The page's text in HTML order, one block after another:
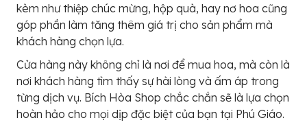
kèm như thiệp chúc mừng, hộp quà, hay nơ hoa cũng
góp phần làm tăng thêm giá trị cho sản phẩm mà
khách hàng chọn lựa.
Cửa hàng này không chỉ là nơi để mua hoa, mà còn là
nơi khách hàng tìm thấy sự hài lòng và ấm áp trong
từng dịch vụ. Bích Hòa Shop chắc chắn sẽ là lựa chọn
hoàn hảo cho mọi dịp đặc biệt của bạn tại Phú Giáo.